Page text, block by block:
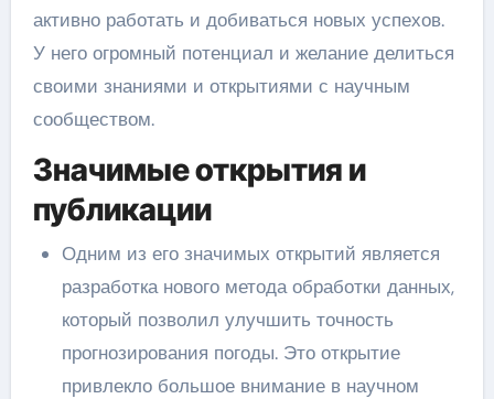
активно работать и добиваться новых успехов.
У него огромный потенциал и желание делиться
своими знаниями и открытиями с научным
сообществом.
Значимые открытия и
публикации
Одним из его значимых открытий является
разработка нового метода обработки данных,
который позволил улучшить точность
прогнозирования погоды. Это открытие
привлекло большое внимание в научном